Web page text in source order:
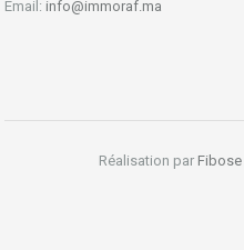
Email: info@immoraf.ma
Réalisation par Fibose